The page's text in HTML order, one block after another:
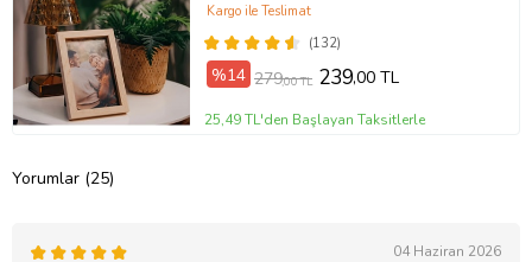
(132)
Kargo ile Teslimat
%14 279,00 TL 239,00 TL
25,49 TL'den Başlayan Taksitlerle
Yorumlar (25)
04 Haziran 2026